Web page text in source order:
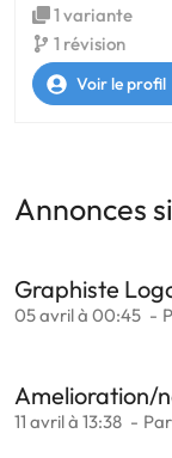
1 variante
1 révision
Voir le profil
Annonces
Graphiste
05 avril à 00:45
Amelioration/
11 avril à 13:38